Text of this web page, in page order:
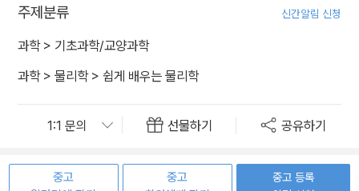
주제분류 신간알림 신청
과학> 기초과학/교양과학
과학> 물리학> 쉽게 배우는 물리학
선물하기 공유하기
중고
중고
중고 등록